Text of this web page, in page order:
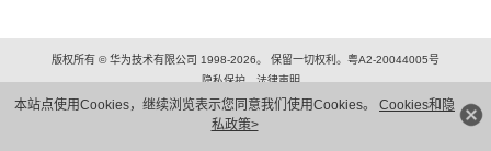
本站点使用Cookies，继续浏览表示您同意我们使用Cookies。 Cookies和隐
私政策>
版权所有 © 华为技术有限公司 1998-2026。 保留一切权利。粤A2-20044005号
隐私保护
法律声明